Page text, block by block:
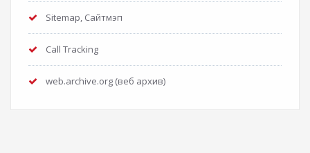
Sitemap, Сайтмэп
Call Tracking
web.archive.org (веб архив)